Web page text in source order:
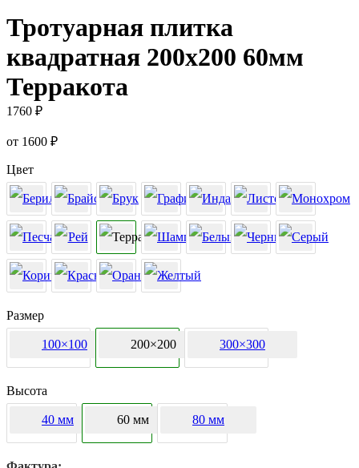
Тротуарная плитка
квадратная 200х200 60мм
Терракота
1760 ₽
от 1600 ₽
Цвет
Размер
100×100 200×200 300×300
Высота
40 мм 60 мм 80 мм